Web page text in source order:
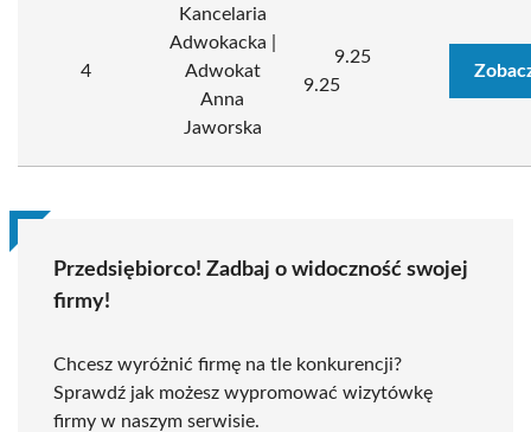
4
Kancelaria
Adwokacka |
Adwokat
Anna
Jaworska
9.25
9.25
Przedsiębiorco! Zadbaj o widoczność swojej
firmy!
Chcesz wyróżnić firmę na tle konkurencji?
Sprawdź jak możesz wypromować wizytówkę
firmy w naszym serwisie.